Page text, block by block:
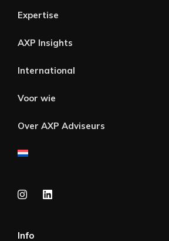
Expertise
AXP Insights
International
Voor wie
Over AXP Adviseurs
Info